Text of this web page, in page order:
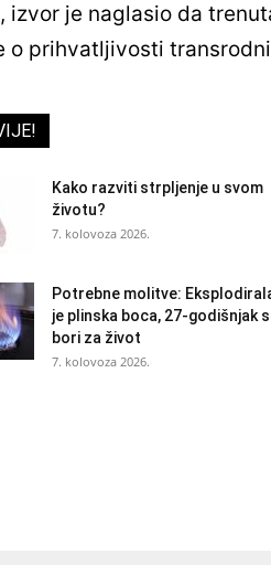
izvor je naglasio da
o prihvatljivosti
Kako razviti strpljenje u svom
životu?
7. kolovoza 2026.
Potrebne molitve:
je plinska boca, 27-godišnjak
bori za život
7. kolovoza 2026.